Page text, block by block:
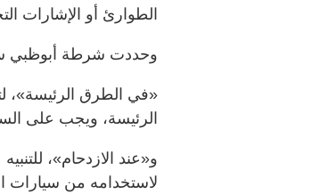
الطوارئ أو الإشارات
وحددت شرطة أبوظبي
«في الطرق الرئيسة»،
الرئيسة، ويجب على
و«عند الازدحام»،
لاستخدامه من سيارات